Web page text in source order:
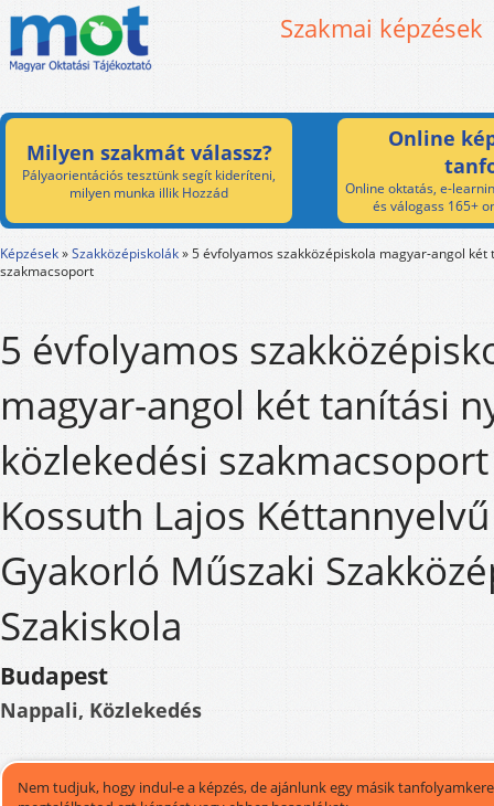
Szakmai képzések
Milyen szakmát válassz?
Pályaorientációs tesztünk segít kideríteni,
milyen munka illik Hozzád
Online
Online oktatás, e-
és válogass 165+
Képzések»Szakközépiskolák»5 évfolyamos szakközépiskola magyar-angol két
szakmacsoport
5 évfolyamos
magyar-angol két tanítási
közlekedési
Kossuth Lajos
Gyakorló Műszaki
Szakiskola
Budapest
Nappali, Közlekedés
Nem tudjuk, hogy indul-e a képzés, de ajánlunk egy másik